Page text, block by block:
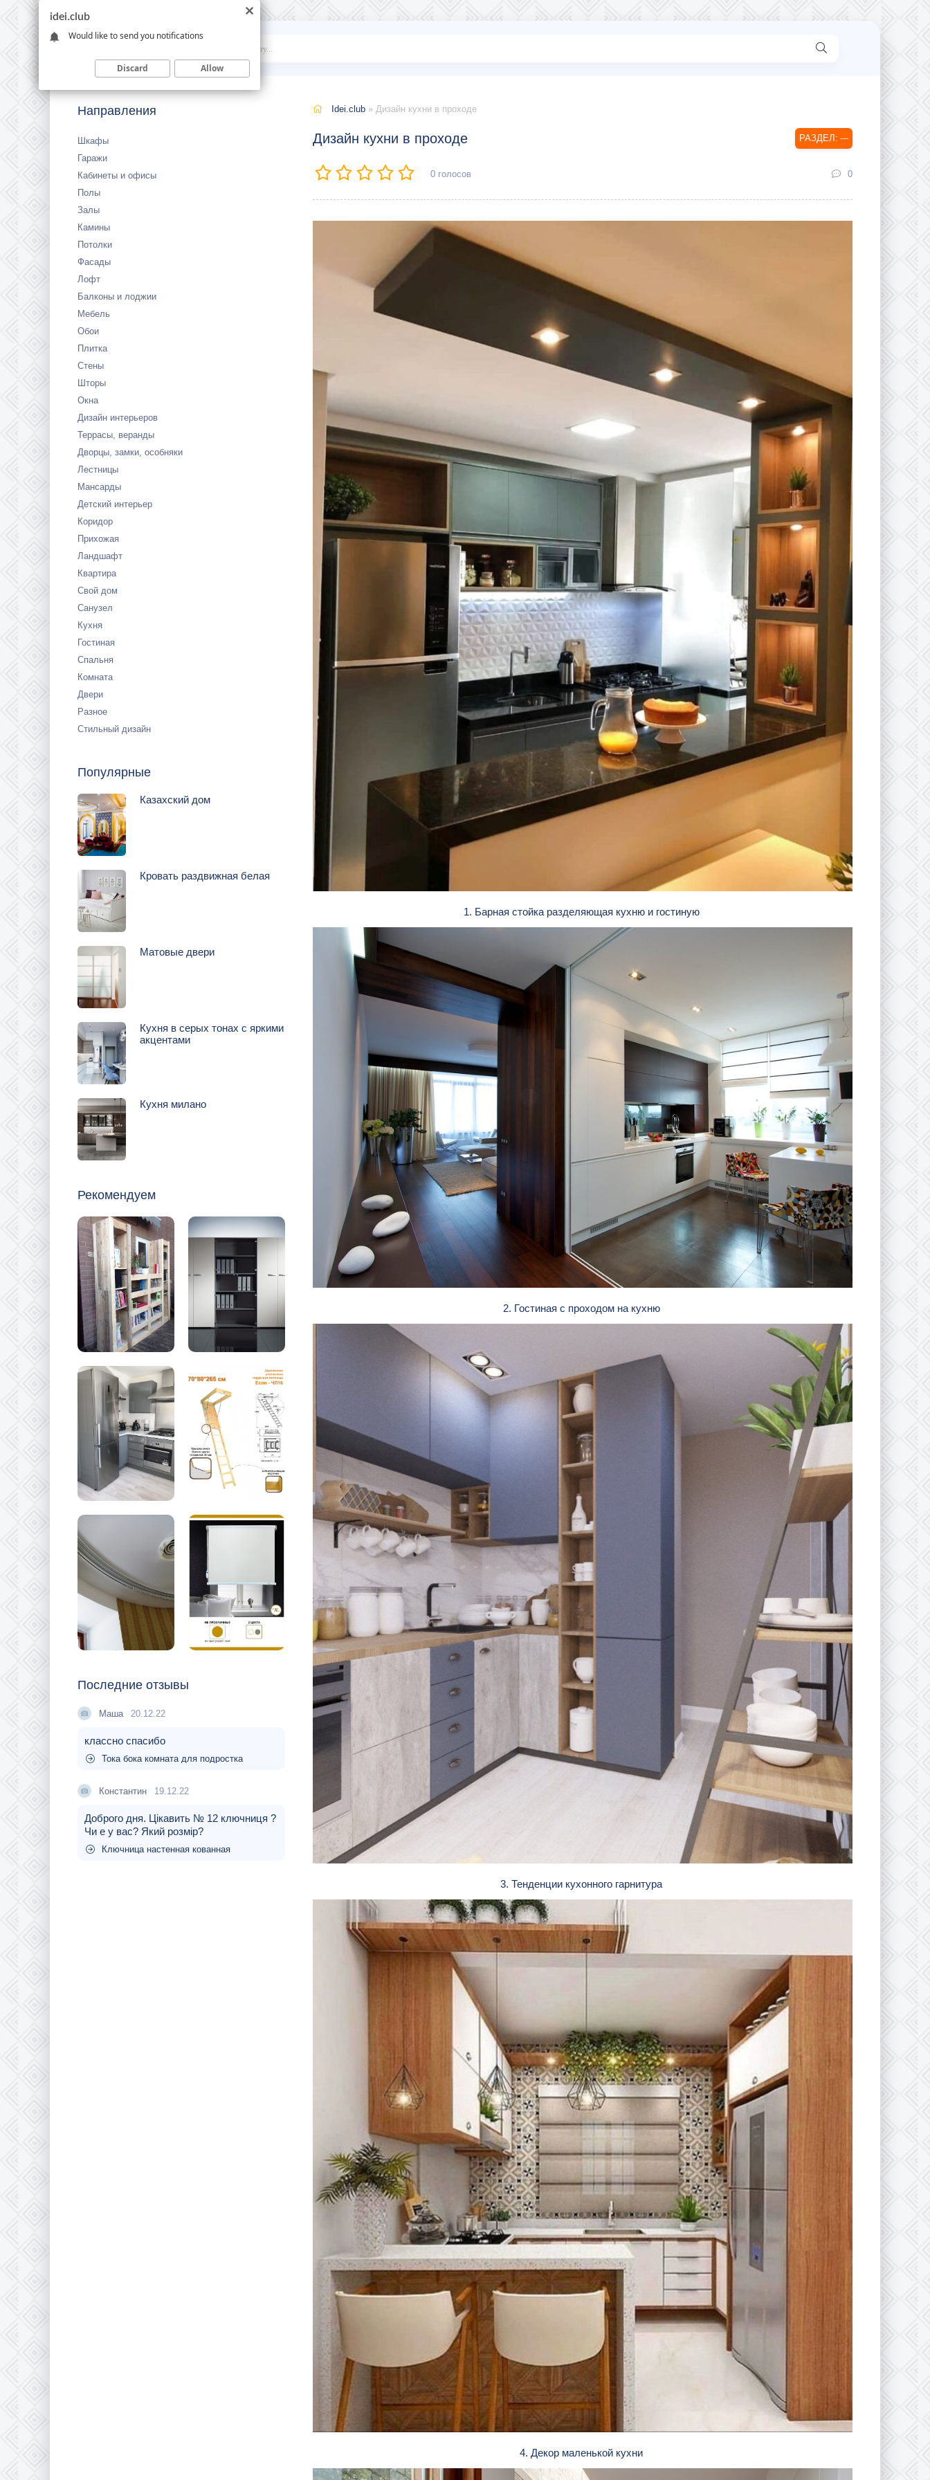
Idei
Направления
Шкафы
Гаражи
Кабинеты и офисы
Полы
Залы
Камины
Потолки
Фасады
Лофт
Балконы и лоджии
Мебель
Обои
Плитка
Стены
Шторы
Окна
Дизайн интерьеров
Террасы, веранды
Дворцы, замки, особняки
Лестницы
Мансарды
Детский интерьер
Коридор
Прихожая
Ландшафт
Квартира
Свой дом
Санузел
Кухня
Гостиная
Спальня
Комната
Двери
Разное
Стильный дизайн
Популярные
Казахский дом
Кровать раздвижная белая
Матовые двери
Кухня в серых тонах с яркими
акцентами
Кухня милано
Рекомендуем
Последние отзывы
Маша 20.12.22
классно спасибо
Тока бока комната для подростка
Константин 19.12.22
Доброго дня. Цікавить № 12 ключниця ?
Чи е у вас? Який розмір?
Ключница настенная кованная
Idei.club » Дизайн кухни в проходе
Дизайн кухни в проходе ---
0 голосов 0
1. Барная стойка разделяющая кухню и гостиную
2. Гостиная с проходом на кухню
3. Тенденции кухонного гарнитура
4. Декор маленькой кухни
idei.club
Would like to send you notifications
Discard Allow